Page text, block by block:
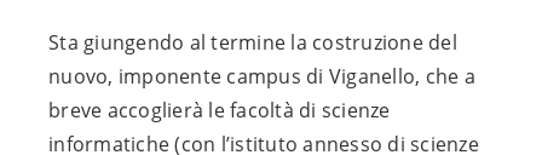
Sta giungendo al termine la costruzione del
nuovo, imponente campus di Viganello, che a
breve accoglierà le facoltà di scienze
informatiche (con l’istituto annesso di scienze